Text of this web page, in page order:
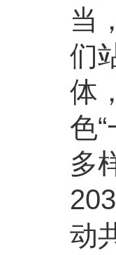
当
们
体
色
多
动